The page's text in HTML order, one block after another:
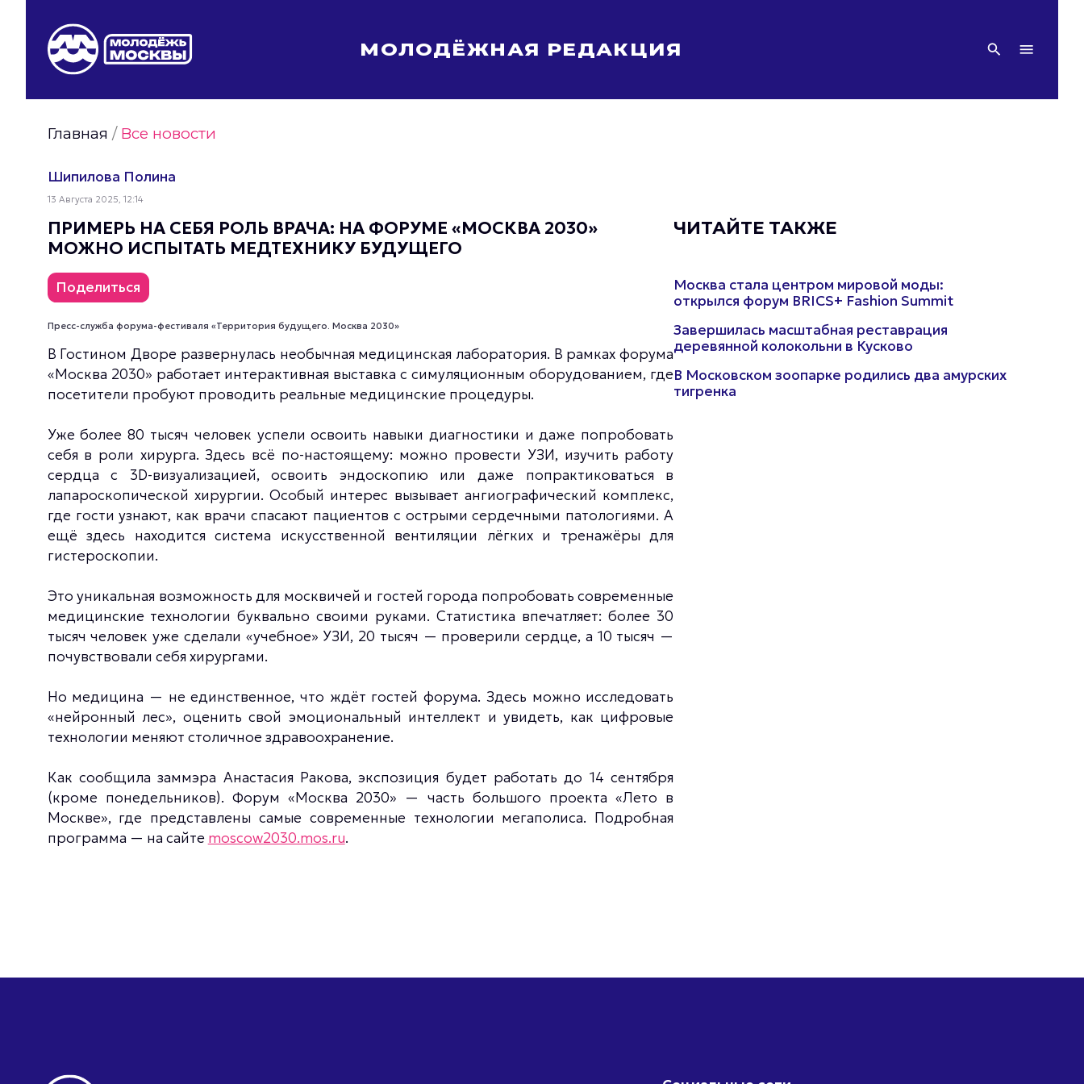
МОЛОДЁЖНАЯ РЕДАКЦИЯ
Видео Молодёжи Москвы
Молодёжь Москвы зелёная
Фото Молодёжи Москвы
Статьи Молодёжи Москвы
Молодёжь Москвы культурная
Молодёжь Москвы спортивная
Главная /Все новости
Шипилова Полина
13 Августа 2025, 12:14
ПРИМЕРЬ НА СЕБЯ РОЛЬ ВРАЧА: НА ФОРУМЕ «МОСКВА 2030»
МОЖНО ИСПЫТАТЬ МЕДТЕХНИКУ БУДУЩЕГО
Поделиться
Пресс-служба форума-фестиваля «Территория будущего. Москва 2030»
В Гостином Дворе развернулась необычная медицинская лаборатория. В рамках форума
«Москва 2030» работает интерактивная выставка с симуляционным оборудованием, где
посетители пробуют проводить реальные медицинские процедуры.
Уже более 80 тысяч человек успели освоить навыки диагностики и даже попробовать
себя в роли хирурга. Здесь всё по-настоящему: можно провести УЗИ, изучить работу
сердца с 3D-визуализацией, освоить эндоскопию или даже попрактиковаться в
лапароскопической хирургии. Особый интерес вызывает ангиографический комплекс,
где гости узнают, как врачи спасают пациентов с острыми сердечными патологиями. А
ещё здесь находится система искусственной вентиляции лёгких и тренажёры для
гистероскопии.
Это уникальная возможность для москвичей и гостей города попробовать современные
медицинские технологии буквально своими руками. Статистика впечатляет: более 30
тысяч человек уже сделали «учебное» УЗИ, 20 тысяч — проверили сердце, а 10 тысяч —
почувствовали себя хирургами.
Но медицина — не единственное, что ждёт гостей форума. Здесь можно исследовать
«нейронный лес», оценить свой эмоциональный интеллект и увидеть, как цифровые
технологии меняют столичное здравоохранение.
Как сообщила заммэра Анастасия Ракова, экспозиция будет работать до 14 сентября
(кроме понедельников). Форум «Москва 2030» — часть большого проекта «Лето в
Москве», где представлены самые современные технологии мегаполиса. Подробная
программа — на сайте moscow2030.mos.ru.
ЧИТАЙТЕ ТАКЖЕ
Москва стала центром мировой моды:
открылся форум BRICS+ Fashion Summit
Завершилась масштабная реставрация
деревянной колокольни в Кусково
В Московском зоопарке родились два амурских
тигренка